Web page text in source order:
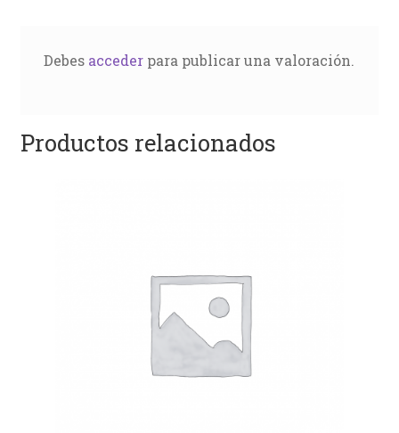
Debes accederpara publicar una valoración.
Productos relacionados